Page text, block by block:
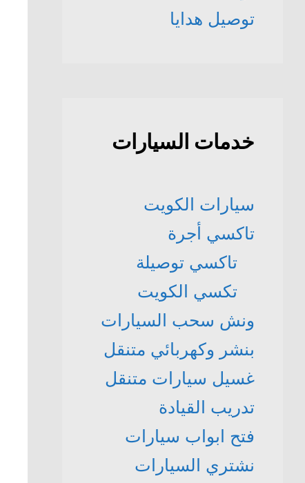
توصيل هدايا
خدمات السيارات
سيارات الكويت
تاكسي أجرة
تاكسي توصيلة
تكسي الكويت
ونش سحب السيارات
بنشر وكهربائي متنقل
غسيل سيارات متنقل
تدريب القيادة
فتح ابواب سيارات
نشتري السيارات